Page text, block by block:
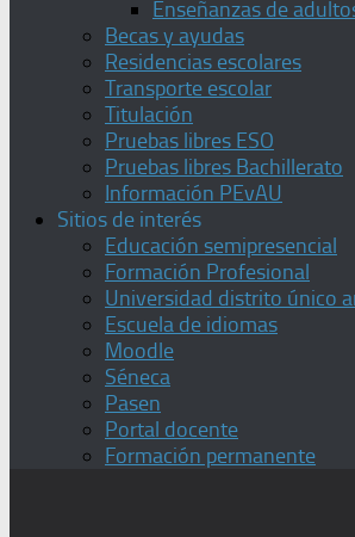
Enseñanzas de
Becas y ayudas
Residencias escolares
Transporte escolar
Titulación
Pruebas libres ESO
Pruebas libres Bachillerato
Información PEvAU
Sitios de interés
Educación semipresencial
Formación Profesional
Universidad distrito único
Escuela de idiomas
Moodle
Séneca
Pasen
Portal docente
Formación permanente